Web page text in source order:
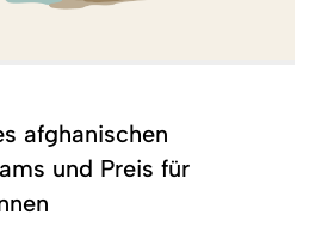
afghanischen
und Preis für